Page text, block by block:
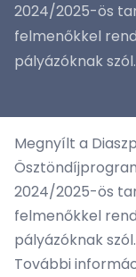
2024/2025-ös
felmenőkkel
pályázóknak szól.
Megnyílt a
2024/2025-ös
felmenőkkel
pályázóknak szól.
További